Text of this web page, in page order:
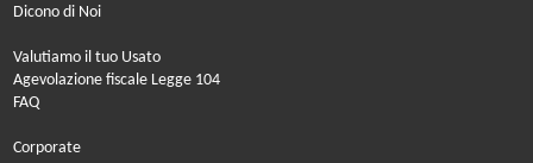
Dicono di Noi
Valutiamo il tuo Usato
Agevolazione fiscale Legge 104
FAQ
Corporate